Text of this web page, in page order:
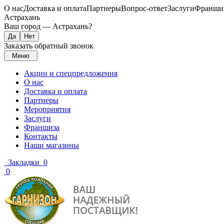
О насДоставка и оплатаПартнерыВопрос-ответЗаслуги
Астрахань
Ваш город — Астрахань?
Заказать обратный звонок
Меню
Акции и спецпредложения
О нас
Доставка и оплата
Партнеры
Мероприятия
Заслуги
Франшиза
Контакты
Наши магазины
Закладки 0
0